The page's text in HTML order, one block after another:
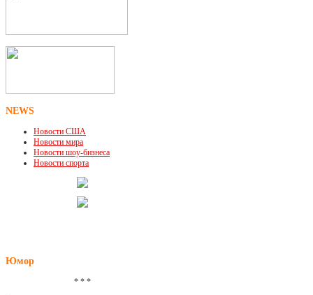
NEWS
Новости США
Новости мира
Новости шоу-бизнеса
Новости спорта
Юмор
* * *